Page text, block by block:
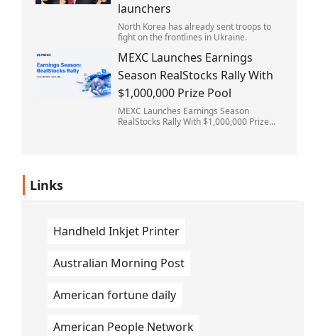
launchers
North Korea has already sent troops to
fight on the frontlines in Ukraine.
MEXC Launches Earnings
Season RealStocks Rally With
$1,000,000 Prize Pool
MEXC Launches Earnings Season
RealStocks Rally With $1,000,000 Prize
Links
Handheld Inkjet Printer
Australian Morning Post
American fortune daily
American People Network